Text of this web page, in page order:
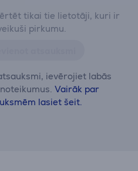
tikai tie lietotāji, kuri ir
pirkumu.
ievērojiet labās
Vairāk par
lasiet šeit.